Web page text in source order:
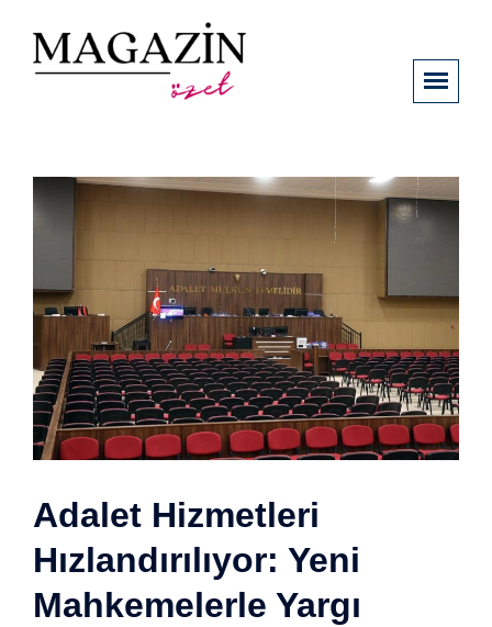
Adalet Hizmetleri
Hızlandırılıyor: Yeni
Mahkemelerle Yargı